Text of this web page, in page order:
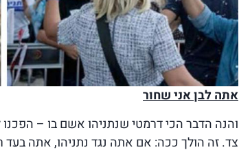
אתה לבן אני שחור
והנה הדבר הכי דרמטי שנתניהו אשם בו – הפכנו
צד. זה הולך ככה: אם אתה נגד נתניהו, אתה